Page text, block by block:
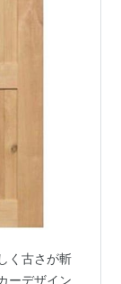
く古さが斬
ーデザイン